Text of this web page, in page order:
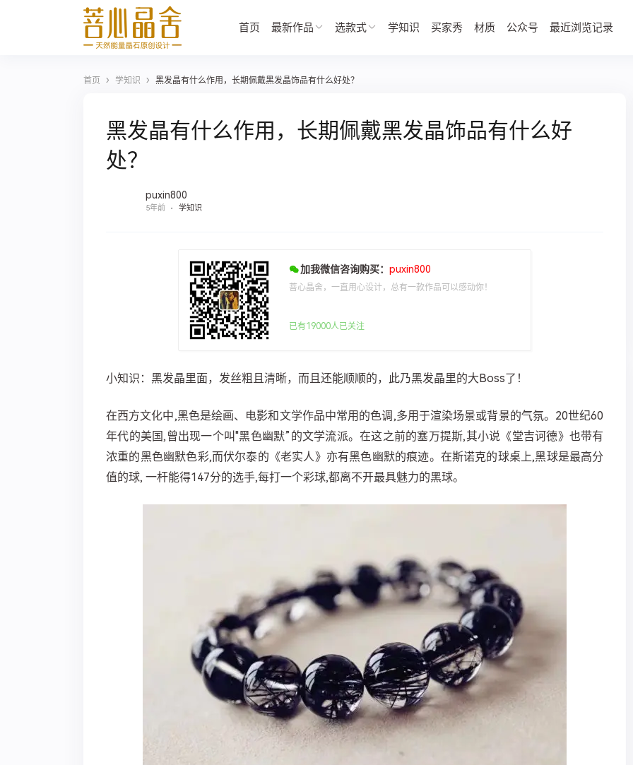
首页 最新作品 选款式 学知识 买家秀 材质 公众号 最近浏览记录
首页 › 学知识 › 黑发晶有什么作用，长期佩戴黑发晶饰品有什么好处？
黑发晶有什么作用，长期佩戴黑发晶饰品有什么好
处？
puxin800
5年前 学知识
加我微信咨询购买： puxin800
菩心晶舍，一直用心设计，总有一款作品可以感动你！
已有19000人已关注
小知识：黑发晶里面，发丝粗且清晰，而且还能顺顺的，此乃黑发晶里的大Boss了！
在西方文化中,黑色是绘画、电影和文学作品中常用的色调,多用于渲染场景或背景的气氛。20世纪60
年代的美国,曾出现一个叫"黑色幽默”的文学流派。在这之前的塞万提斯,其小说《堂吉诃德》也带有
浓重的黑色幽默色彩,而伏尔泰的《老实人》亦有黑色幽默的痕迹。在斯诺克的球桌上,黑球是最高分
值的球, 一杆能得147分的选手,每打一个彩球,都离不开最具魅力的黑球。